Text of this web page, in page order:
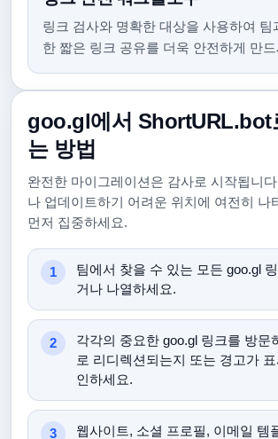
링크 검사와 명확한 대상을 사용하여 팀
한 짧은 링크 공유를 더욱 안전하게 만
goo.gl에서 ShortURL.bot
는 방법
완전한 마이그레이션은 감사로 시작됩니
나 업데이트하기 어려운 위치에 여전히 나
먼저 집중하세요.
팀에서 찾을 수 있는 모든 goo.gl
거나 나열하세요.
각각의 중요한 goo.gl 링크를 방문
로 리디렉션되는지 또는 경고가
인하세요.
웹사이트, 소셜 프로필, 이메일 템